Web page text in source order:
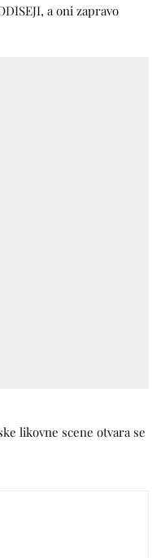
a oni zapravo
likovne scene otvara se